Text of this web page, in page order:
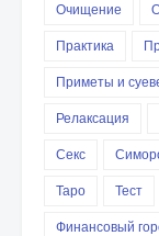
Очищение
Практика
Приметы и
Релаксация
Секс
Таро
Тест
Финансовый